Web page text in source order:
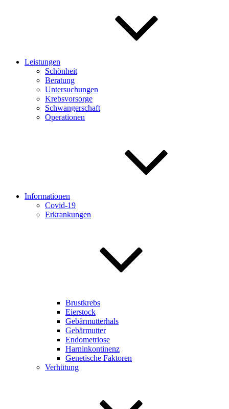
Leistungen
Schönheit
Beratung
Untersuchungen
Krebsvorsorge
Schwangerschaft
Operationen
Informationen
Covid-19
Erkrankungen
Brustkrebs
Eierstock
Gebärmutterhals
Gebärmutter
Endometriose
Harninkontinenz
Genetische Faktoren
Verhütung